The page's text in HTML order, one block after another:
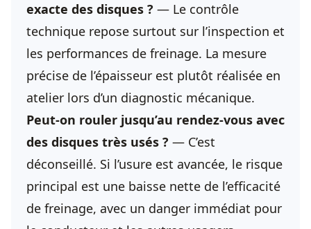
exacte des disques ? — Le contrôle
technique repose surtout sur l’inspection et
les performances de freinage. La mesure
précise de l’épaisseur est plutôt réalisée en
atelier lors d’un diagnostic mécanique.
Peut-on rouler jusqu’au rendez-vous avec
des disques très usés ? — C’est
déconseillé. Si l’usure est avancée, le risque
principal est une baisse nette de l’efficacité
de freinage, avec un danger immédiat pour